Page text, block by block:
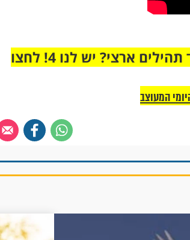
מחוברים רק לקבוצת ווטסאפ אחת מבית מוקד תהילים ארצי? יש לנו 4! לחצו
המעוצב